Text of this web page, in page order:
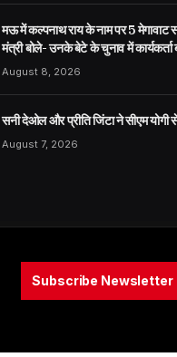
मऊ में कल्पनाथ राय के नाम पर 5 मेगावाट
मंत्री बोले- उनके बेटे के चुनाव में
August 8, 2026
सनी देओल और प्रीति जिंटा ने सीएम योगी
August 7, 2026
Subscribe Newsletter